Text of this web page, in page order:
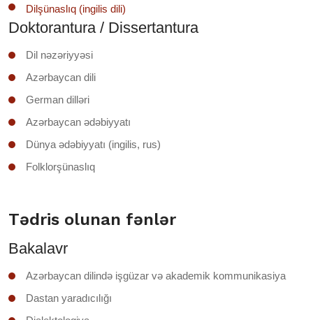
Dilşünaslıq (ingilis dili)
Doktorantura / Dissertantura
Dil nəzəriyyəsi
Azərbaycan dili
German dilləri
Azərbaycan ədəbiyyatı
Dünya ədəbiyyatı (ingilis, rus)
Folklorşünaslıq
Tədris olunan fənlər
Bakalavr
Azərbaycan dilində işgüzar və akademik kommunikasiya
Dastan yaradıcılığı